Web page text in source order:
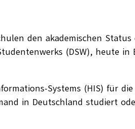
den akademischen
(DSW), heute
Systems (HIS) für
in Deutschland studiert